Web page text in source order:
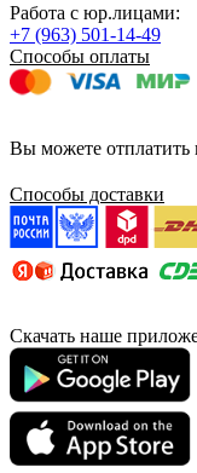
Работа с юр.лицами:
+7 (963) 501-14-49
Способы оплаты
Вы можете
Способы доставки
Скачать наше